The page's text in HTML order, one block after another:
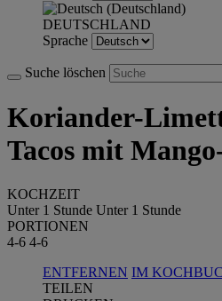
DEUTSCHLAND
Sprache
Suche löschen
Koriander-
Tacos mit
KOCHZEIT
Unter 1 Stunde Unter 1 Stunde
PORTIONEN
4-6 4-6
ENTFERNEN IM
TEILEN